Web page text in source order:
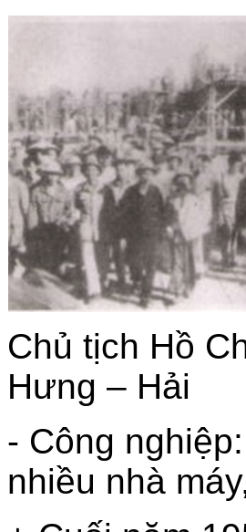
Chủ tịch Hồ
Hưng – Hải
- Công
nhiều nhà